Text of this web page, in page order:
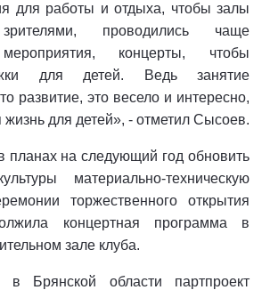
для работы и отдыха, чтобы залы
проводились чаще
концерты, чтобы
для детей. Ведь занятие
развитие, это весело и интересно,
для детей», - отметил Сысоев.
планах на следующий год обновить
материально-техническую
торжественного открытия
концертная программа в
зале клуба.
Брянской области партпроект